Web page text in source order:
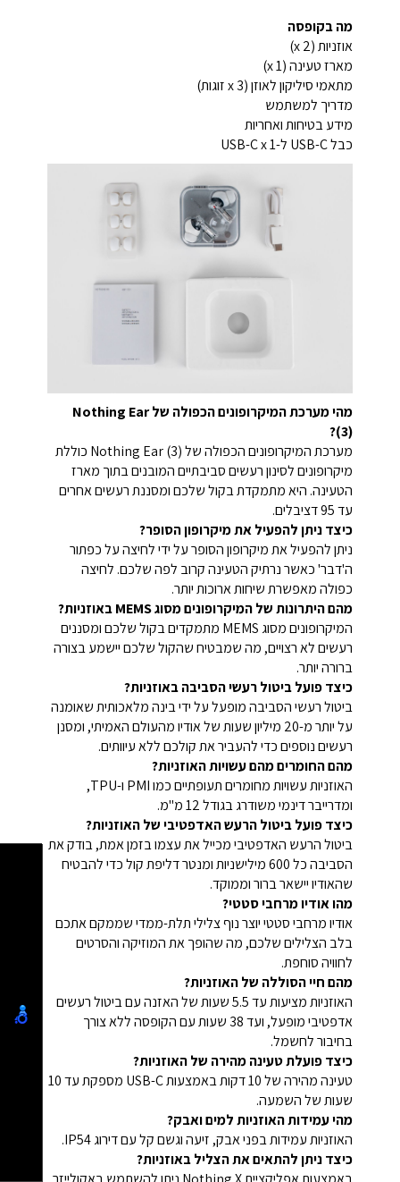
מה בקופסה
אוזניות (x 2)
מארז טעינה (x 1)
מתאמי סיליקון לאוזן (x 3 זוגות)
מדריך למשתמש
מידע בטיחות ואחריות
כבל USB-C ל-USB-C x 1
מהי מערכת המיקרופונים הכפולה של Nothing Ear
(3)?
מערכת המיקרופונים הכפולה של Nothing Ear (3) כוללת
מיקרופונים לסינון רעשים סביבתיים המובנים בתוך מארז
הטעינה. היא מתמקדת בקול שלכם ומסננת רעשים אחרים
עד 95 דציבלים.
כיצד ניתן להפעיל את מיקרופון הסופר?
ניתן להפעיל את מיקרופון הסופר על ידי לחיצה על כפתור
ה'דבר' כאשר נרתיק הטעינה קרוב לפה שלכם. לחיצה
כפולה מאפשרת שיחות ארוכות יותר.
מהם היתרונות של המיקרופונים מסוג MEMS באוזניות?
המיקרופונים מסוג MEMS מתמקדים בקול שלכם ומסננים
רעשים לא רצויים, מה שמבטיח שהקול שלכם יישמע בצורה
ברורה יותר.
כיצד פועל ביטול רעשי הסביבה באוזניות?
ביטול רעשי הסביבה מופעל על ידי בינה מלאכותית שאומנה
על יותר מ-20 מיליון שעות של אודיו מהעולם האמיתי, ומסנן
רעשים נוספים כדי להעביר את קולכם ללא עיוותים.
מהם החומרים מהם עשויות האוזניות?
האוזניות עשויות מחומרים תעופתיים כמו PMI ו-TPU,
ומדרייבר דינמי משודרג בגודל 12 מ"מ.
כיצד פועל ביטול הרעש האדפטיבי של האוזניות?
ביטול הרעש האדפטיבי מכייל את עצמו בזמן אמת, בודק את
הסביבה כל 600 מילישניות ומנטר דליפת קול כדי להבטיח
שהאודיו יישאר ברור וממוקד.
מהו אודיו מרחבי סטטי?
אודיו מרחבי סטטי יוצר נוף צלילי תלת-ממדי שממקם אתכם
בלב הצלילים שלכם, מה שהופך את המוזיקה והסרטים
לחוויה סוחפת.
מהם חיי הסוללה של האוזניות?
האוזניות מציעות עד 5.5 שעות של האזנה עם ביטול רעשים
אדפטיבי מופעל, ועד 38 שעות עם הקופסה ללא צורך
בחיבור לחשמל.
כיצד פועלת טעינה מהירה של האוזניות?
טעינה מהירה של 10 דקות באמצעות USB-C מספקת עד 10
שעות של השמעה.
מהי עמידות האוזניות למים ואבק?
האוזניות עמידות בפני אבק, זיעה וגשם קל עם דירוג IP54.
כיצד ניתן להתאים את הצליל באוזניות?